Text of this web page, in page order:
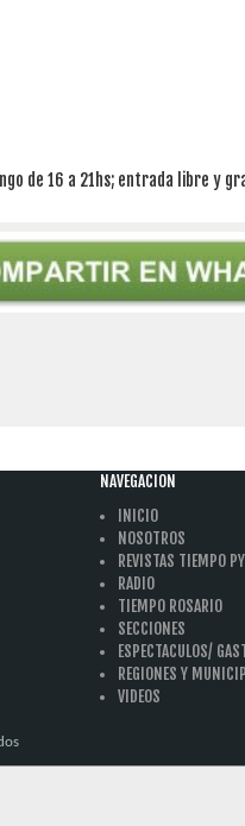
de 16 a 21hs; entrada libre y
NAVEGACION
INICIO
NOSOTROS
REVISTAS TIEMPO
RADIO
TIEMPO ROSARIO
SECCIONES
ESPECTACULOS/
REGIONES Y
VIDEOS